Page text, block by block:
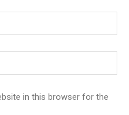
in this browser for the